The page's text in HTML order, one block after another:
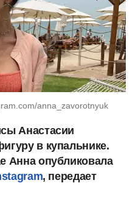
anna_zavorotnyuk
Анастасии
в купальнике.
Анна опубликовала
, передает